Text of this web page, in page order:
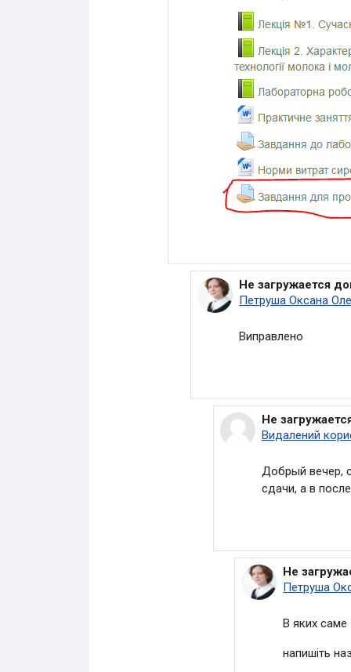
У відповідь на
Не загружается
Петруша Оксана
Виправлено
У відповідь на
Не
Видалений
Добрый вечер,
сдачи, а в
У відповідь
Не
Петруша
В яких саме
напишіть